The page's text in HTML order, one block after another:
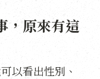
，原來有這
以看出性別、